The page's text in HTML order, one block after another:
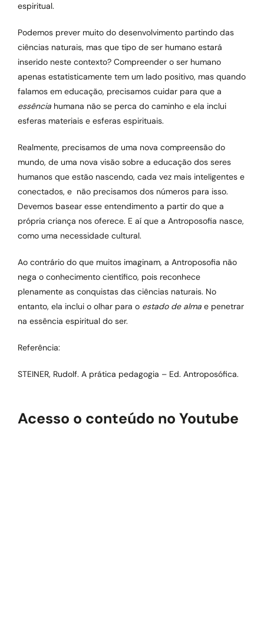
espiritual.
Podemos prever muito do desenvolvimento partindo das
ciências naturais, mas que tipo de ser humano estará
inserido neste contexto? Compreender o ser humano
apenas estatisticamente tem um lado positivo, mas quando
falamos em educação, precisamos cuidar para que a
essência humana não se perca do caminho e ela inclui
esferas materiais e esferas espirituais.
Realmente, precisamos de uma nova compreensão do
mundo, de uma nova visão sobre a educação dos seres
humanos que estão nascendo, cada vez mais inteligentes e
conectados, e não precisamos dos números para isso.
Devemos basear esse entendimento a partir do que a
própria criança nos oferece. E aí que a Antroposofia nasce,
como uma necessidade cultural.
Ao contrário do que muitos imaginam, a Antroposofia não
nega o conhecimento científico, pois reconhece
plenamente as conquistas das ciências naturais. No
entanto, ela inclui o olhar para o estado de alma e penetrar
na essência espiritual do ser.
Referência:
STEINER, Rudolf. A prática pedagogia – Ed. Antroposófica.
Acesso o conteúdo no Youtube